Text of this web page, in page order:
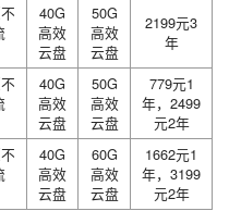
40G
高效
云盘
50G
高效
云盘
2199元3
年
40G
高效
云盘
50G
高效
云盘
779元1
年，2499
元2年
40G
高效
云盘
60G
高效
云盘
1662元1
年，3199
元2年